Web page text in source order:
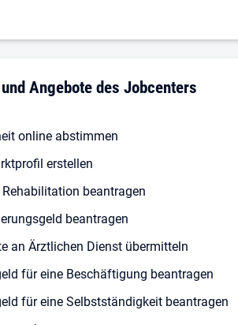
Angebote des Jobcenters
online abstimmen
erstellen
beantragen
beantragen
an Ärztlichen Dienst übermitteln
für eine Beschäftigung beantragen
für eine Selbstständigkeit beantragen